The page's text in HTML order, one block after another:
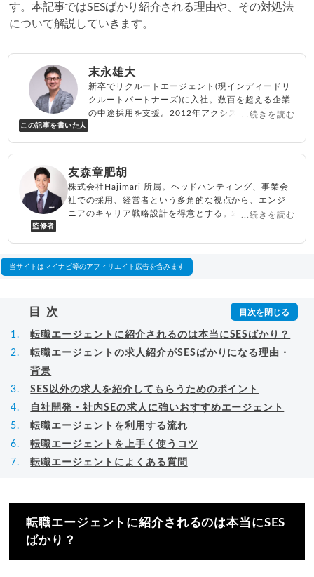
す。本記事ではSESばかり紹介される理由や、その対処法
について解説していきます。
この記事を書いた人
末永雄大
新卒でリクルートエージェント(現インディードリ
クルートパートナーズ)に入社。数百を超える企業
の中途採用を支援。2012年アクシス(株)設立、代
相談に乗る。Youtubeチャンネル「末永雄大 / す
べらない転職エージェント
万回以上。著書「
ロジック
▸詳細プロフィール （ amazon）
...続きを読む
監修者
友森章肥胡
株式会社Hajimari 所属。ヘッドハンティング、事業会
社での採用、経営者という多角的な視点から、エンジ
ニアのキャリア戦略設計を得意とする。2014年よりハ
上げる。その後会社を2社設立。2024年より株式会社
...続きを読む
当サイトはマイナビ等のアフィリエイト広告を含みます
目次
転職エージェントに紹介されるのは本当にSESばかり？
転職エージェントの求人紹介がSESばかりになる理由・
背景
SES以外の求人を紹介してもらうためのポイント
自社開発・社内SEの求人に強いおすすめエージェント
転職エージェントを利用する流れ
転職エージェントを上手く使うコツ
転職エージェントによくある質問
転職エージェントに紹介されるのは本当にSES
ばかり？